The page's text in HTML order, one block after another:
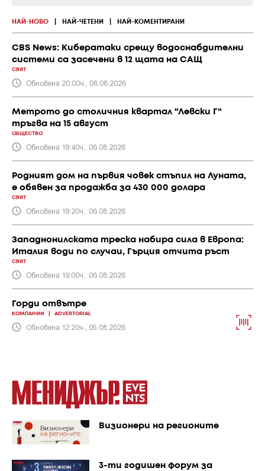
НАЙ-НОВО НАЙ-ЧЕТЕНИ НАЙ-КОМЕНТИРАНИ
CBS News: Кибератаки срещу водоснабдителни
системи са засечени в 12 щата на САЩ
СВЯТ
Обновена 20:00ч., 06.08.2026
Метрото до столичния квартал "Левски Г"
тръгва на 15 август
ОБЩЕСТВО
Обновена 19:40ч., 06.08.2026
Родният дом на първия човек стъпил на Луната,
е обявен за продажба за 430 000 долара
СВЯТ
Обновена 19:20ч., 06.08.2026
Западнонилската треска набира сила в Европа:
Италия води по случаи, Гърция отчита ръст
СВЯТ
Обновена 19:00ч., 06.08.2026
Горди отвътре
КОМПАНИИ ADVERTORIAL
Обновена 12:20ч., 05.08.2026
Визионери на регионите
3-ти годишен форум за